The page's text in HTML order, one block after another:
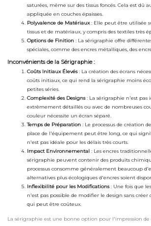
saturées, même sur des tissus foncés. Cela est dû
appliquée en couches épaisses.
Polyvalence de Matériaux: Elle peut être utilisée
tissus et de matériaux, y compris des textiles très
Options de Finition : La sérigraphie offre
spéciales, comme des encres métalliques, des
Inconvénients de la Sérigraphie :
Coûts Initiaux Élevés: La création des écrans
coûts initiaux, ce qui rend la sérigraphie moins
petites séries.
Complexité des Designs: La sérigraphie n'est pas
extrêmement détaillés ou avec de nombreuses
couleur nécessite un écran séparé.
Temps de Préparation : Le processus de création
place de l'équipement peut être long, ce qui
n'est pas idéale pour les délais très courts.
Impact Environnemental : Les encres
sérigraphie peuvent contenir des produits
processus consomme généralement beaucoup
alternatives plus écologiques d'encres soient
Inflexibilité pour les Modifications: Une fois que
n'est pas possible de modifier le design sans créer
qui peut être coûteux.
La sérigraphie est une bonne option pour l'impression